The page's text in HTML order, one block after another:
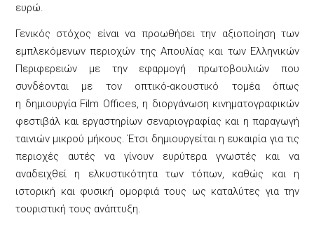
ευρώ.
Γενικός στόχος είναι να προωθήσει την αξιοποίηση των
εμπλεκόμενων περιοχών της Απουλίας και των Ελληνικών
Περιφερειών με την εφαρμογή πρωτοβουλιών που
συνδέονται με τον οπτικό-ακουστικό τομέα όπως
η δημιουργία Film Offices, η διοργάνωση κινηματογραφικών
φεστιβάλ και εργαστηρίων σεναριογραφίας και η παραγωγή
ταινιών μικρού μήκους. Έτσι δημιουργείται η ευκαιρία για τις
περιοχές αυτές να γίνουν ευρύτερα γνωστές και να
αναδειχθεί η ελκυστικότητα των τόπων, καθώς και η
ιστορική και φυσική ομορφιά τους ως καταλύτες για την
τουριστική τους ανάπτυξη.